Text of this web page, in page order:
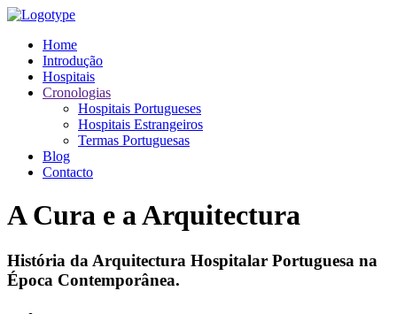
Home
Introdução
Hospitais
Cronologias
Hospitais Portugueses
Hospitais Estrangeiros
Termas Portuguesas
Blog
Contacto
A Cura e a Arquitectura
História da Arquitectura Hospitalar Portuguesa na
Época Contemporânea.